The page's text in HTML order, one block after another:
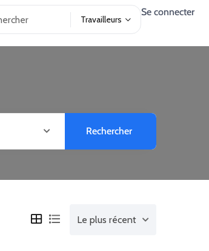
Travailleurs
Se connecter
Rechercher
Le plus récent